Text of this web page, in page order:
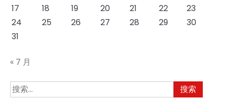
17
18 19 20 21 22
23
24
25 26 27 28 29
30
31
« 7 月
搜
索：